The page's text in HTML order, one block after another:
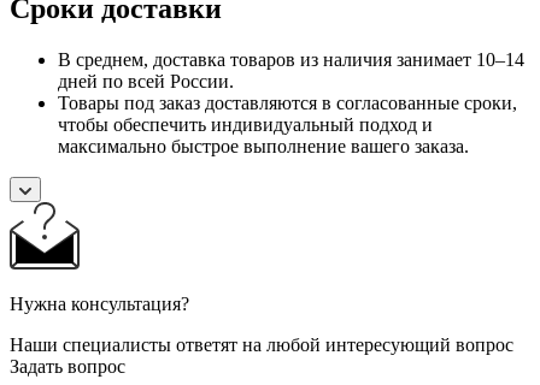
Сроки доставки
В среднем, доставка товаров из наличия занимает 10–14
дней по всей России.
Товары под заказ доставляются в согласованные сроки,
чтобы обеспечить индивидуальный подход и
максимально быстрое выполнение вашего заказа.
Нужна консультация?
Наши специалисты ответят на любой интересующий вопрос
Задать вопрос